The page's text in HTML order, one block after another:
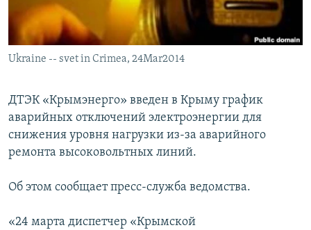
ПОБЕДИТЕЛЕЙ НЕ СУДЯТ?
КРЫМ.НЕПОКОРЕННЫЙ
ELIFBE
ПРИСОЕДИНЯЙТЕСЬ!
Все сайты RFE/RL
Ukraine -- svet in Crimea, 24Mar2014
ДТЭК «Крымэнерго» введен в Крыму график
аварийных отключений электроэнергии для
снижения уровня нагрузки из-за аварийного
ремонта высоковольтных линий.
Об этом сообщает пресс-служба ведомства.
«24 марта диспетчер «Крымской